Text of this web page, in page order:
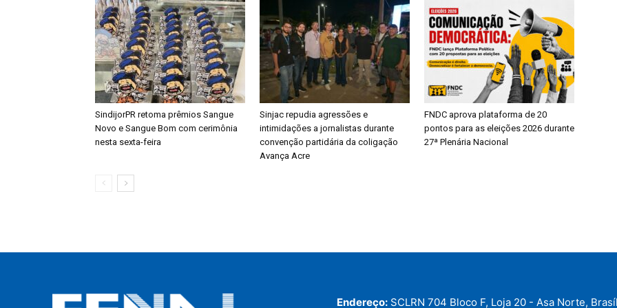
SindijorPR retoma prêmios Sangue
Novo e Sangue Bom com cerimônia
nesta sexta-feira
Sinjac repudia agressões e
intimidações a jornalistas durante
convenção partidária da coligação
Avança Acre
FNDC aprova plataforma de 20
pontos para as eleições 2026 durante
27ª Plenária Nacional
Endereço: SCLRN 704 Bloco F, Loja 20 - Asa Norte,